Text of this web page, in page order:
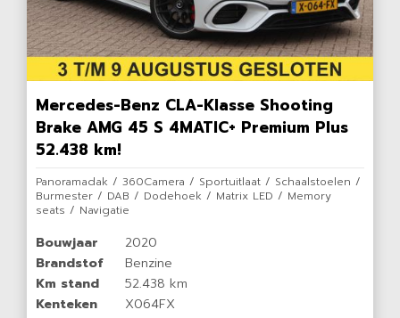
Mercedes-Benz CLA-Klasse Shooting
Brake AMG 45 S 4MATIC+ Premium Plus
52.438 km!
Panoramadak / 360Camera / Sportuitlaat / Schaalstoelen /
Burmester / DAB / Dodehoek / Matrix LED / Memory
seats / Navigatie
Bouwjaar
2020
Brandstof
Benzine
Km stand
52.438 km
Kenteken
X064FX